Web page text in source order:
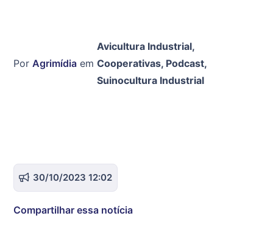
Por Agrimídia em
Avicultura Industrial,
Cooperativas, Podcast,
Suinocultura Industrial
30/10/2023 12:02
Compartilhar essa notícia